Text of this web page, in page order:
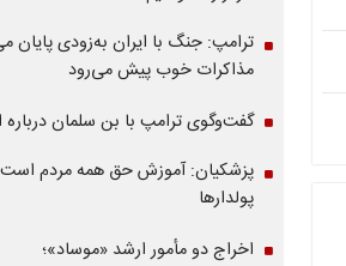
ترامپ: جنگ با ایران به‌زودی پایان
مذاکرات خوب پیش می‌رود
گفت‌وگوی ترامپ با بن سلمان درباره
پزشکیان: آموزش حق همه مردم
پولدارها
اخراج دو مأمور ارشد «موساد»؛